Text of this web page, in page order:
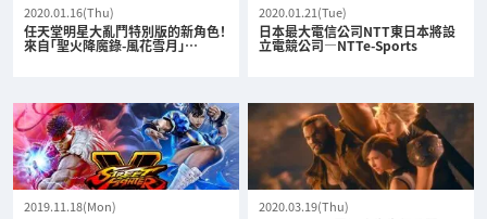
2020.01.16(Thu)
任天堂明星大亂鬥特別版的新角色！
來自「聖火降魔錄-風花雪月」…
2020.01.21(Tue)
日本最大電信公司NTT東日本將設
立電競公司—NTTe-Sports
2019.11.18(Mon) 2020.03.19(Thu)